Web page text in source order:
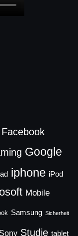
Facebook
Google
iphone iPod
Mobile
Samsung Sicherheit
Sony Studie tablet